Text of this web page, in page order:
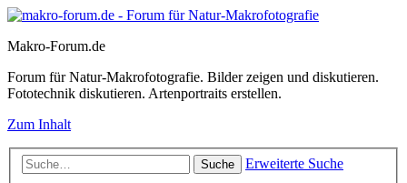
Makro-Forum.de
Forum für Natur-Makrofotografie. Bilder zeigen und diskutieren.
Fototechnik diskutieren. Artenportraits erstellen.
Zum Inhalt
Suche Erweiterte Suche